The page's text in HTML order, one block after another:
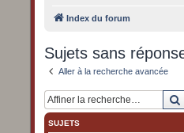
Index du forum
Sujets sans
Aller à la recherche avancée
SUJETS